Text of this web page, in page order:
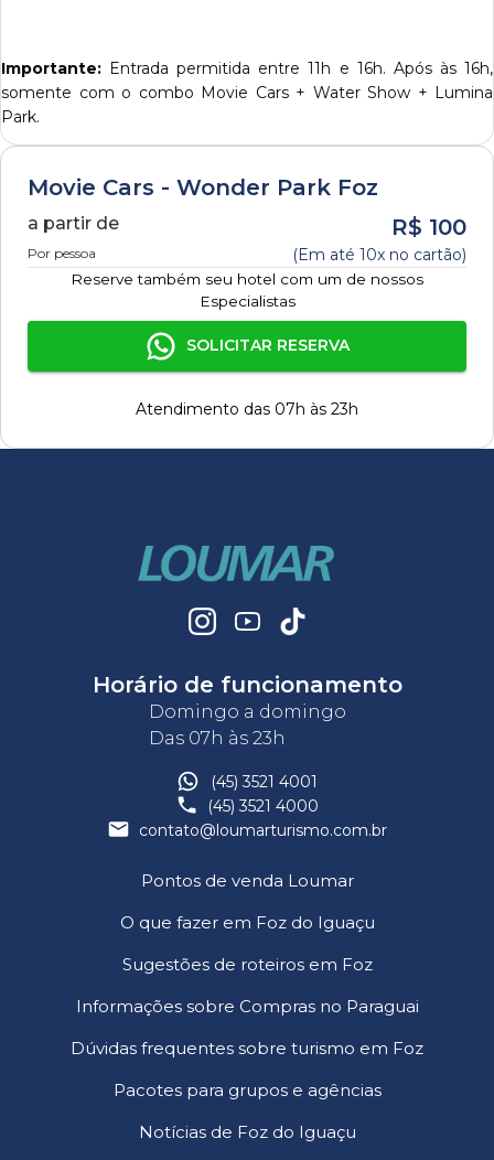
Importante: Entrada permitida entre 11h e 16h. Após às 16h,
somente com o combo Movie Cars + Water Show + Lumina
Park.
Movie Cars - Wonder Park Foz
a partir de R$ 100
Por pessoa (Em até 10x no cartão)
Reserve também seu hotel com um de nossos
Especialistas
SOLICITAR RESERVA
Atendimento das 07h às 23h
Horário de funcionamento
Domingo a domingo
Das 07h às 23h
(45) 3521 4001
(45) 3521 4000
contato@loumarturismo.com.br
Pontos de venda Loumar
O que fazer em Foz do Iguaçu
Sugestões de roteiros em Foz
Informações sobre Compras no Paraguai
Dúvidas frequentes sobre turismo em Foz
Pacotes para grupos e agências
Notícias de Foz do Iguaçu